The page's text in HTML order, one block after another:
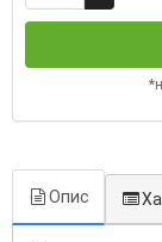
Опис